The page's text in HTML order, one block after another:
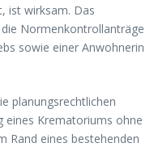
ist wirksam. Das
Normenkontrollanträge
sowie einer Anwohnerin
planungsrechtlichen
eines Krematoriums ohne
Rand eines bestehenden